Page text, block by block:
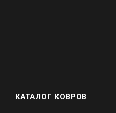
КАТАЛОГ КОВРОВ